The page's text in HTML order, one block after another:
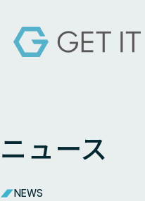
ニュース
NEWS